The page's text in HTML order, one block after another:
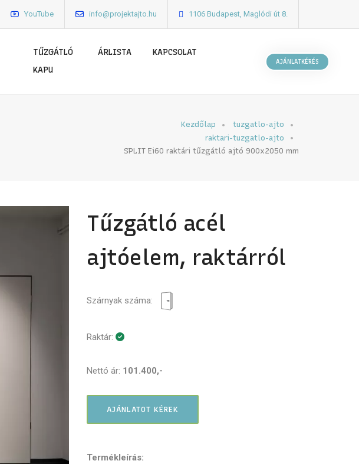
YouTube info@projektajto.hu 1106 Budapest, Maglódi út 8.
TŰZGÁTLÓ
KAPU
ÁRLISTA KAPCSOLAT
AJÁNLATKÉRÉS
Kezdőlap
tuzgatlo-ajto
raktari-tuzgatlo-ajto
SPLIT Ei60 raktári tűzgátló ajtó 900x2050 mm
Tűzgátló acél
ajtóelem, raktárról
Szárnyak száma:
Raktár:
Nettó ár: 101.400,-
AJÁNLATOT KÉREK
Termékleírás: